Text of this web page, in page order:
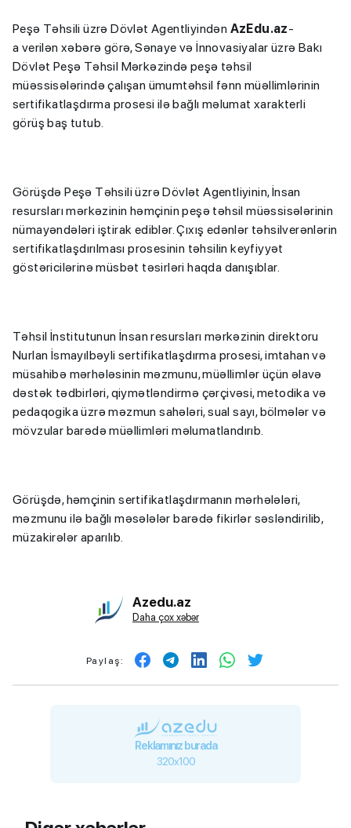
Peşə Təhsili üzrə Dövlət Agentliyindən AzEdu.az-
a verilən xəbərə görə, Sənaye və İnnovasiyalar üzrə Bakı
Dövlət Peşə Təhsil Mərkəzində peşə təhsil
müəssisələrində çalışan ümumtəhsil fənn müəllimlərinin
sertifikatlaşdırma prosesi ilə bağlı məlumat xarakterli
görüş baş tutub.
Görüşdə Peşə Təhsili üzrə Dövlət Agentliyinin, İnsan
resursları mərkəzinin həmçinin peşə təhsil müəssisələrinin
nümayəndələri iştirak ediblər. Çıxış edənlər təhsilverənlərin
sertifikatlaşdırılması prosesinin təhsilin keyfiyyət
göstəricilərinə müsbət təsirləri haqda danışıblar.
Təhsil İnstitutunun İnsan resursları mərkəzinin direktoru
Nurlan İsmayılbəyli sertifikatlaşdırma prosesi, imtahan və
müsahibə mərhələsinin məzmunu, müəllimlər üçün əlavə
dəstək tədbirləri, qiymətləndirmə çərçivəsi, metodika və
pedaqogika üzrə məzmun sahələri, sual sayı, bölmələr və
mövzular barədə müəllimləri məlumatlandırıb.
Görüşdə, həmçinin sertifikatlaşdırmanın mərhələləri,
məzmunu ilə bağlı məsələlər barədə fikirlər səsləndirilib,
müzakirələr aparılıb.
Azedu.az
Daha çox xəbər
Paylaş:
Reklamınız burada
320x100